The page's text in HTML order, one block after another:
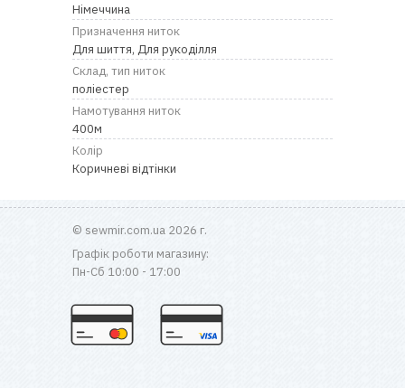
Німеччина
Призначення ниток
Для шиття, Для рукоділля
Склад, тип ниток
поліестер
Намотування ниток
400м
Колір
Коричневі відтінки
© sewmir.com.ua 2026 г.
Графік роботи магазину:
Пн-Сб 10:00 - 17:00